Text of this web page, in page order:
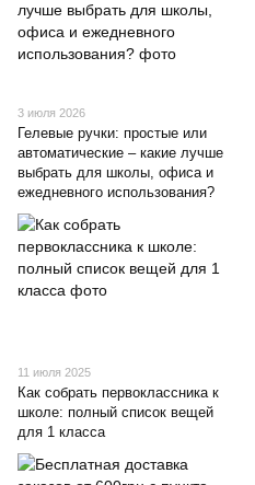
3 июля 2026
Гелевые ручки: простые или
автоматические – какие лучше
выбрать для школы, офиса и
ежедневного использования?
11 июля 2025
Как собрать первоклассника к
школе: полный список вещей
для 1 класса